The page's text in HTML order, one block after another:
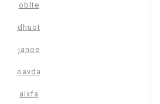
oblte
dhuot
janoe
oavda
aixfa